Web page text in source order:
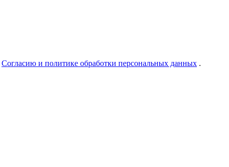
Согласию и политике обработки персональных данных .